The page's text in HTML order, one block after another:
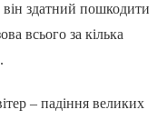
він здатний пошкодити
всього за кілька
– падіння великих